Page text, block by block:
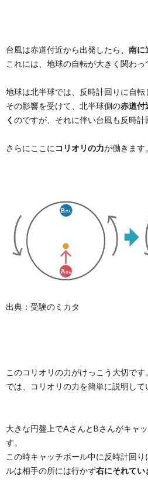
台風は赤道付近から出発したら、 南に
これには、地球の自転が大きく関わっ
地球は北半球では、反時計回りに自転
その影響を受けて、北半球側の赤道付
く のですが、それに伴い台風も反時計
さらにここに コリオリの力が働きます。
出典：受験のミカタ
このコリオリの力がけっこう大切です。
では、コリオリの力を簡単に説明して
大きな円盤上でAさんとBさんがキャ
す。
この時キャッチボール中に反時計回
ルは相手の所には行かず右にそれてい